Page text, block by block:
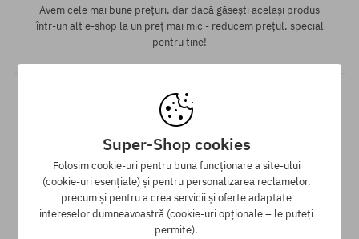
Avem cele mai bune prețuri, dar dacă găsești același produs
într-un alt e-shop la un preț mai mic - reducem prețul, special
pentru tine!
30 zile pentru returnarea mărfii
Pentru returnarea produsului ai la dispoziție 30 zile de la data
Super-Shop cookies
Folosim cookie-uri pentru buna funcționare a site-ului
(cookie-uri esențiale) și pentru personalizarea reclamelor,
precum și pentru a crea servicii și oferte adaptate
intereselor dumneavoastră (cookie-uri opționale – le puteți
permite).